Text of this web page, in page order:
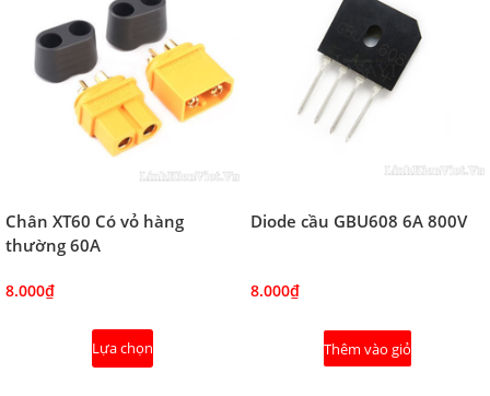
Chân XT60 Có vỏ hàng
thường 60A
8.000₫
Lựa chọn
Diode cầu GBU608 6A 800V
8.000₫
Thêm vào giỏ